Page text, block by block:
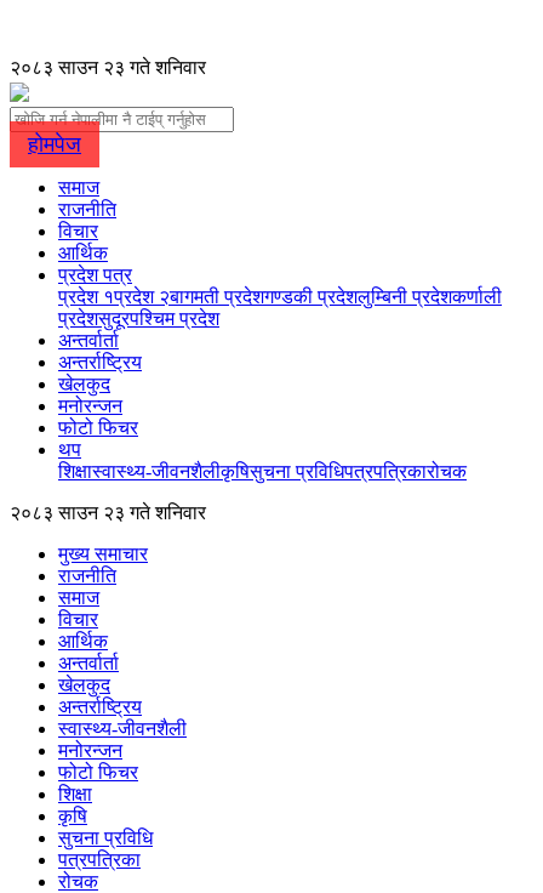
२०८३ साउन २३ गते शनिवार
होमपेज
समाज
राजनीति
विचार
आर्थिक
प्रदेश पत्र
प्रदेश १प्रदेश २बागमती प्रदेशगण्डकी प्रदेशलुम्बिनी प्रदेशकर्णाली
प्रदेशसुदूरपश्चिम प्रदेश
अन्तर्वार्ता
अन्तर्राष्ट्रिय
खेलकुद
मनोरन्जन
फोटो फिचर
थप
शिक्षास्वास्थ्य-जीवनशैलीकृषिसुचना प्रविधिपत्रपत्रिकारोचक
२०८३ साउन २३ गते शनिवार
मुख्य समाचार
राजनीति
समाज
विचार
आर्थिक
अन्तर्वार्ता
खेलकुद
अन्तर्राष्ट्रिय
स्वास्थ्य-जीवनशैली
मनोरन्जन
फोटो फिचर
शिक्षा
कृषि
सुचना प्रविधि
पत्रपत्रिका
रोचक